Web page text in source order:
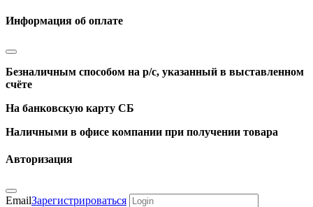
Информация об оплате
Безналичным способом на р/с, указанный в выставленном
счёте
На банковскую карту СБ
Наличными в офисе компании при получении товара
Авторизация
EmailЗарегистрироваться